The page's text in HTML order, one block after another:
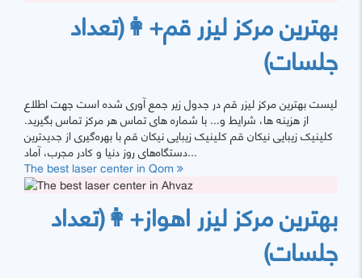
بهترین مرکز لیزر قم+👩(تعداد
جلسات)
لیست بهترین مرکز لیزر قم در جدول زیر جمع آوری شده است جهت اطلاع
از هزینه ها، شرایط و... با شماره های تماس هر مرکز تماس بگیرید.
کلینیک زیبایی نیکان قم کلینیک زیبایی نیکان قم با بهره‌گیری از جدیدترین
دستگاه‌های روز دنیا و کادر مجرب، آماد...
The best laser center in Qom
بهترین مرکز لیزر اهواز+👩(تعداد
جلسات)